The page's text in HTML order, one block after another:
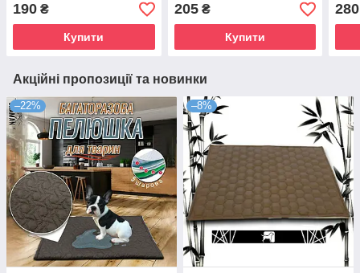
190 ₴
Купити
205₴
Купити
280
Акційні пропозиції та новинки
–22% –8%